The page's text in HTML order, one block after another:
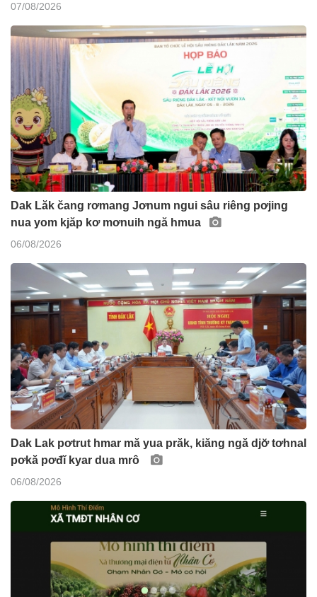
07/08/2026
Dak Lăk čang rơmang Jơnum ngui sâu riêng pơjing
nua yom kjăp kơ mơnuih ngă hmua
06/08/2026
Dak Lak pơtrut hmar mă yua prăk, kiăng ngă djơ̆ tơhnal
pơkă pơđĭ kyar dua mrô
06/08/2026